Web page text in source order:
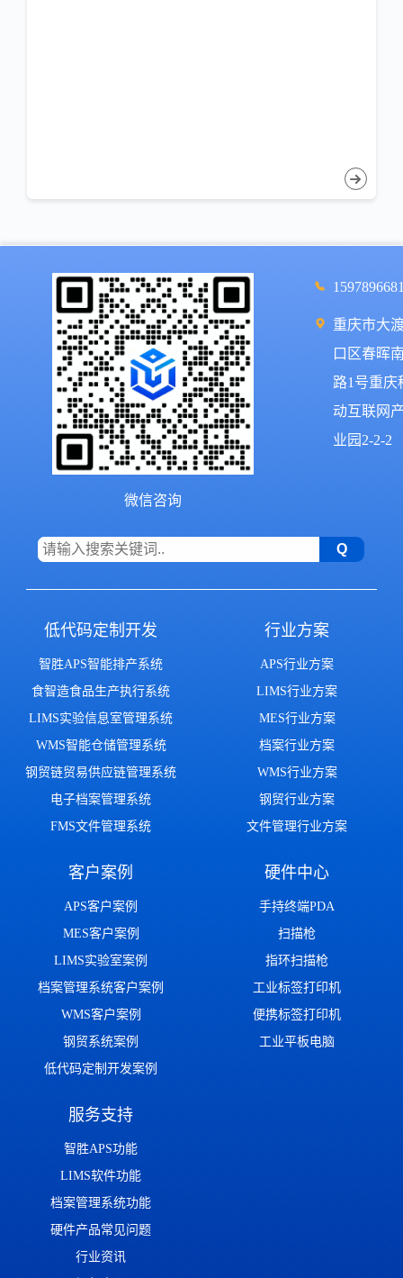
微信咨询
重庆市大
口区春晖
路1号重庆
动互联网
业园2-2-2
低代码定制开发
智胜APS智能排产系统
食智造食品生产执行系统
LIMS实验信息室管理系统
WMS智能仓储管理系统
钢贸链贸易供应链管理系统
电子档案管理系统
FMS文件管理系统
行业方案
APS行业方案
LIMS行业方案
MES行业方案
档案行业方案
WMS行业方案
钢贸行业方案
文件管理行业方案
客户案例
APS客户案例
MES客户案例
LIMS实验室案例
档案管理系统客户案例
WMS客户案例
钢贸系统案例
低代码定制开发案例
硬件中心
手持终端PDA
扫描枪
指环扫描枪
工业标签打印机
便携标签打印机
工业平板电脑
服务支持
智胜APS功能
LIMS软件功能
档案管理系统功能
硬件产品常见问题
行业资讯